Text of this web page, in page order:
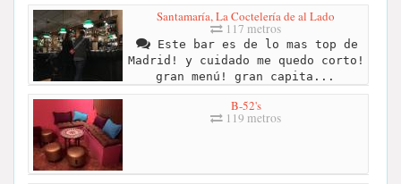
Santamaría, La Coctelería de al Lado
117 metros
Este bar es de lo mas top de
Madrid! y cuidado me quedo corto!
gran menú! gran capita...
B-52's
119 metros